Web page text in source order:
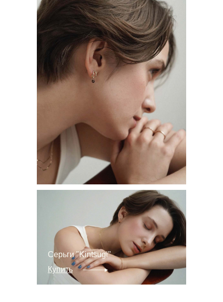
Гоголь-Центр, в Петербурге —
Такой театр, Театр Мастерская,
БДТ.
Серьги "Kintsugi"
Купить